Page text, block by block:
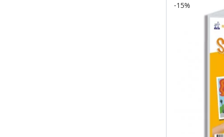
-15%